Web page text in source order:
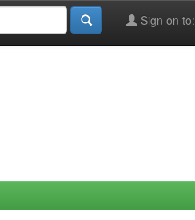
Sign on to: